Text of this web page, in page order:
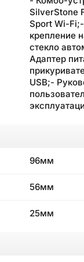
SilverStone
Sport Wi-
крепление
стекло
Адаптер
USB;-
96мм
56мм
25мм